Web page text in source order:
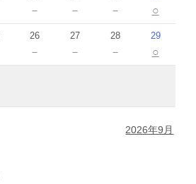
－ － － ○
26
－
27
－
28
－
29
○
2026年9月